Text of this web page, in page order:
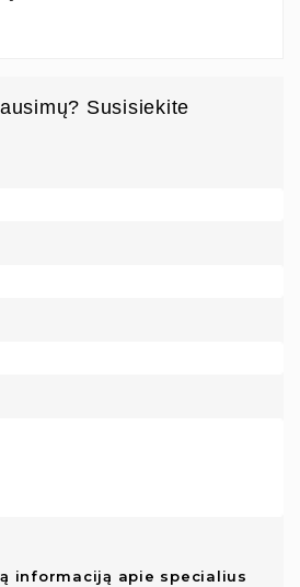
Susisiekite
informaciją apie specialius